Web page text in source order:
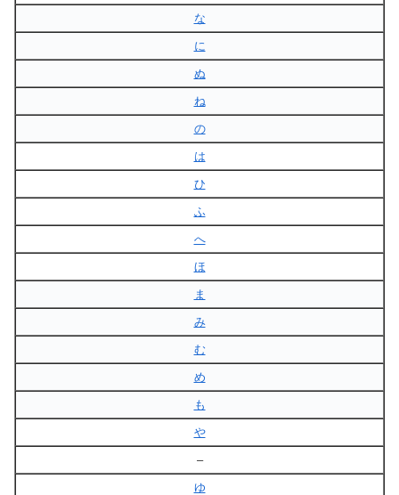
な
に
ぬ
ね
の
は
ひ
ふ
へ
ほ
ま
み
む
め
も
や
–
ゆ